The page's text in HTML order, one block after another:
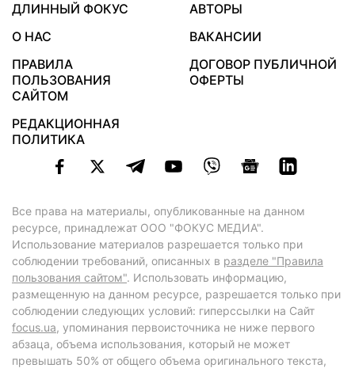
ДЛИННЫЙ ФОКУС
АВТОРЫ
О НАС
ВАКАНСИИ
ПРАВИЛА
ПОЛЬЗОВАНИЯ
САЙТОМ
ДОГОВОР ПУБЛИЧНОЙ
ОФЕРТЫ
РЕДАКЦИОННАЯ
ПОЛИТИКА
Все права на материалы, опубликованные на данном
ресурсе, принадлежат ООО "ФОКУС МЕДИА".
Использование материалов разрешается только при
соблюдении требований, описанных в разделе "Правила
пользования сайтом". Использовать информацию,
размещенную на данном ресурсе, разрешается только при
соблюдении следующих условий: гиперссылки на Сайт
focus.ua, упоминания первоисточника не ниже первого
абзаца, объема использования, который не может
превышать 50% от общего объема оригинального текста,